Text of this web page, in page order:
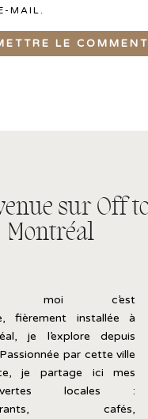
MAIL.
LE
sur Off
Montréal
moi c’est
fièrement installéeà
je l’exploredepuis
Passionnéepar cetteville
jepartage icimes
locales :
cafés,